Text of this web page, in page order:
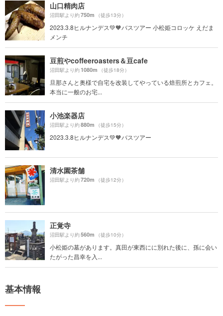
山口精肉店
沼田駅より約750m （徒歩13分）
2023.3.8ヒルナンデス💚🧡バスツアー 小松姫コロッケ えだま
メンチ
豆煎やcoffeeroasters＆豆cafe
沼田駅より約1080m （徒歩18分）
旦那さんと奥様で自宅を改装してやっている焙煎所とカフェ。
本当に一般のお宅...
小池楽器店
沼田駅より約880m （徒歩15分）
2023.3.8ヒルナンデス💚🧡バスツアー
清水園茶舗
沼田駅より約720m （徒歩12分）
正覚寺
沼田駅より約560m （徒歩10分）
小松姫の墓があります。真田が東西にに別れた後に、孫に会い
たがった昌幸を入...
基本情報